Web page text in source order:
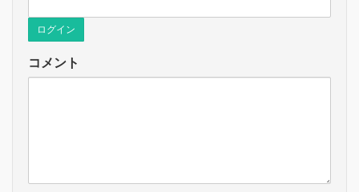
ログイン
コメント